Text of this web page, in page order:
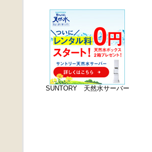
SUNTORY 天然水サーバー